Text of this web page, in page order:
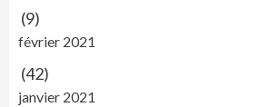
(9)
février 2021
(42)
janvier 2021